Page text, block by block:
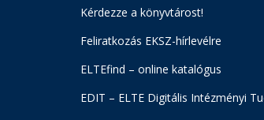
Kérdezze a könyvtárost!
Feliratkozás EKSZ-hírlevélre
ELTEfind – online katalógus
EDIT – ELTE Digitális Intézményi